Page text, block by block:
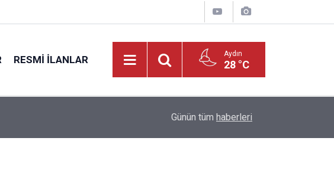
RESMI İLANLAR Aydın
28 °C
VALİ VAROL, PMYO’DA İNCELEMELERDE
Günün tüm haberleri